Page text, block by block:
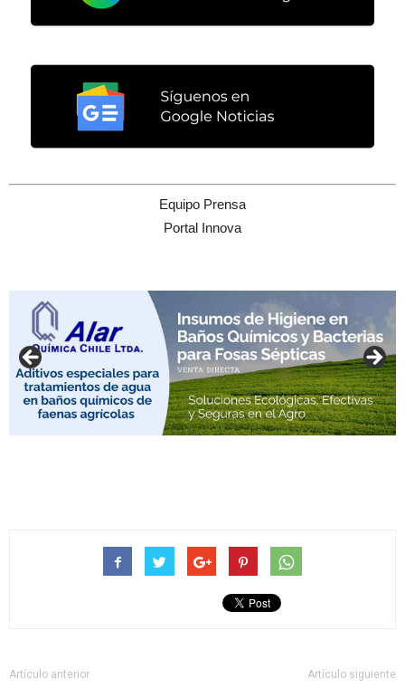
Equipo Prensa
Portal Innova
Artículo anterior Artículo siguiente